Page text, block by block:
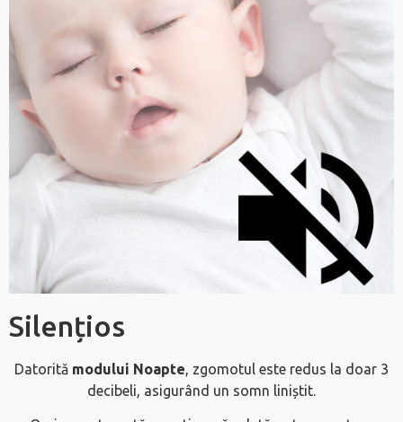
Silențios
Datorită modului Noapte, zgomotul este redus la doar 3
decibeli, asigurând un somn liniștit.